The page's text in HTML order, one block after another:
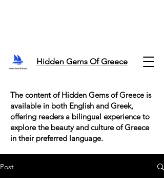
Hidden Gems Of Greece
The content of Hidden Gems of Greece is
available in both English and Greek,
offering readers a bilingual experience to
explore the beauty and culture of Greece
in their preferred language.
Post